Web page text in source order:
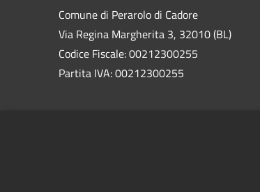
Comune di Perarolo di Cadore
Via Regina Margherita 3, 32010 (BL)
Codice Fiscale: 00212300255
Partita IVA: 00212300255